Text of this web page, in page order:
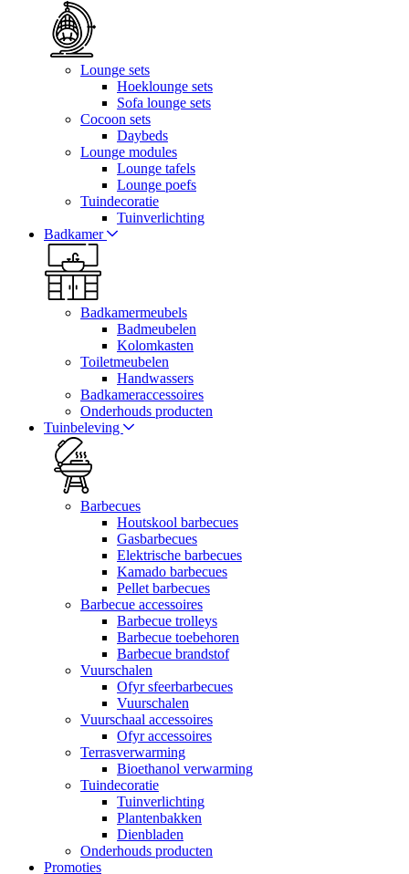
Lounge sets
Hoeklounge sets
Sofa lounge sets
Cocoon sets
Daybeds
Lounge modules
Lounge tafels
Lounge poefs
Tuindecoratie
Tuinverlichting
Badkamer
Badkamermeubels
Badmeubelen
Kolomkasten
Toiletmeubelen
Handwassers
Badkameraccessoires
Onderhouds producten
Tuinbeleving
Barbecues
Houtskool barbecues
Gasbarbecues
Elektrische barbecues
Kamado barbecues
Pellet barbecues
Barbecue accessoires
Barbecue trolleys
Barbecue toebehoren
Barbecue brandstof
Vuurschalen
Ofyr sfeerbarbecues
Vuurschalen
Vuurschaal accessoires
Ofyr accessoires
Terrasverwarming
Bioethanol verwarming
Tuindecoratie
Tuinverlichting
Plantenbakken
Dienbladen
Onderhouds producten
Promoties